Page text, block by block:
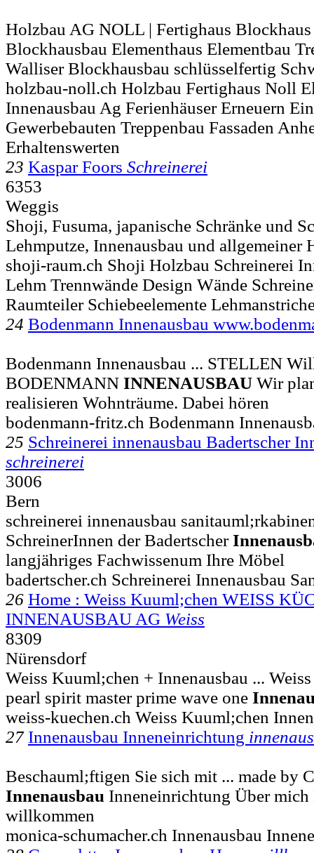
Holzbau AG NOLL | Fertighaus
Blockhausbau Elementhaus Elementbau
Walliser Blockhausbau schlüsselfertig
holzbau-noll.ch Holzbau Fertighaus Noll
Innenausbau Ag Ferienhäuser Erneuern
Gewerbebauten Treppenbau Fassaden
Erhaltenswerten
23 Kaspar Foors Schreinerei
6353
Weggis
Shoji, Fusuma, japanische Schränke und
Lehmputze, Innenausbau und allgemeiner
shoji-raum.ch Shoji Holzbau Schreinerei
Lehm Trennwände Design Wände
Raumteiler Schiebeelemente
24 Bodenmann Innenausbau
Bodenmann Innenausbau ... STELLEN
BODENMANN INNENAUSBAU Wir
realisieren Wohnträume. Dabei hören
bodenmann-fritz.ch Bodenmann
25 Schreinerei innenausbau Badertscher
schreinerei
3006
Bern
schreinerei innenausbau
SchreinerInnen der Badertscher
langjähriges Fachwissenum Ihre Möbel
badertscher.ch Schreinerei Innenausbau
26 Home : Weiss Kuuml;chen WEISS
INNENAUSBAU AG Weiss
8309
Nürensdorf
Weiss Kuuml;chen + Innenausbau ...
pearl spirit master prime wave one
weiss-kuechen.ch Weiss Kuuml;chen
27 Innenausbau Inneneinrichtung
Beschauml;ftigen Sie sich mit ... made by
Innenausbau Inneneinrichtung Über
willkommen
monica-schumacher.ch Innenausbau